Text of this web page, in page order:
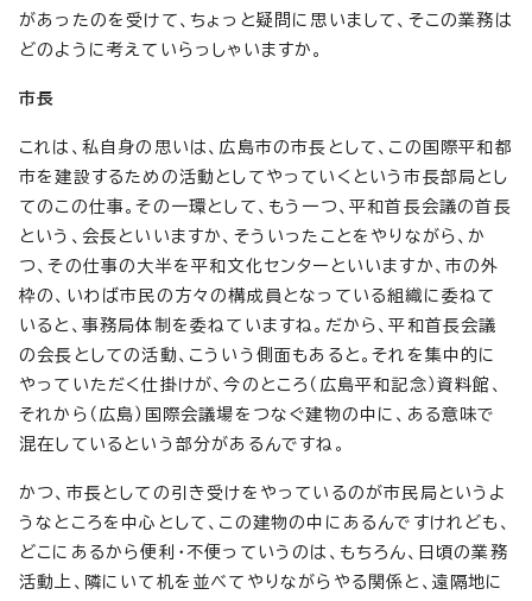
があったのを受けて、ちょっと疑問に思いまして、そこの業務は
どのように考えていらっしゃいますか。
市長
これは、私自身の思いは、広島市の市長として、この国際平和都
市を建設するための活動としてやっていくという市長部局とし
てのこの仕事。その一環として、もう一つ、平和首長会議の首長
という、会長といいますか、そういったことをやりながら、か
つ、その仕事の大半を平和文化センターといいますか、市の外
枠の、いわば市民の方々の構成員となっている組織に委ねて
いると、事務局体制を委ねていますね。だから、平和首長会議
の会長としての活動、こういう側面もあると。それを集中的に
やっていただく仕掛けが、今のところ（広島平和記念）資料館、
それから（広島）国際会議場をつなぐ建物の中に、ある意味で
混在しているという部分があるんですね。
かつ、市長としての引き受けをやっているのが市民局というよ
うなところを中心として、この建物の中にあるんですけれども、
どこにあるから便利・不便っていうのは、もちろん、日頃の業務
活動上、隣にいて机を並べてやりながらやる関係と、遠隔地に